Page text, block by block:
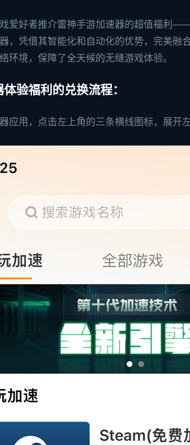
爱好者推介雷神手游加速器的超值福利
，凭借其智能化和自动化的优势，完美融
环境，保障了全天候的无缝游戏体验。
验福利的兑换流程：
应用，点击左上角的三条横线图标，展开左